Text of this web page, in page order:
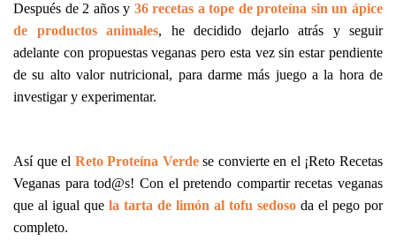
Después de 2 años y 36 recetas a tope de proteína sin un ápice
de productos animales, he decidido dejarlo atrás y seguir
adelante con propuestas veganas pero esta vez sin estar pendiente
de su alto valor nutricional, para darme más juego a la hora de
investigar y experimentar.
Así que el Reto Proteína Verdese convierte en el ¡Reto Recetas
Veganas para tod@s! Con el pretendo compartir recetas veganas
que al igual que la tarta de limón al tofu sedoso da el pego por
completo.